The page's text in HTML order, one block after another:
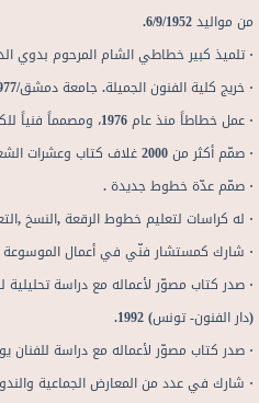
من مواليد
· تلميذ كبير خطاطيالشامالمرحوم بدوي
· خريج كليةالفنونالجميلة.جامعةدمشق/1977.
· عملخطاطاً منذعام ، ومصمماً فنياً
· صمّمأكثر من غلاف كتاب وعشرات
· صمّمعدّةخطوطجديدة.
· له كراسات لتعليمخطوطالرقعة,النسخ,
· شارك كمستشار فنّي فيأعمالالموسوعة
· صدر كتاب مصوّر لأعماله مع دراسةتحليلية
(دار الفنون-تونس) 1992.
· صدر كتاب مصوّر لأعماله مع دراسة للفنان
· شارك فيعدد منالمعارضالجماعية